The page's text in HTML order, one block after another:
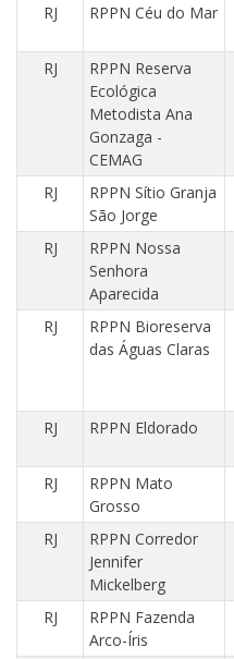
RJ RPPN Céu do Mar
RJ
RPPN Reserva
Ecológica
Metodista Ana
Gonzaga -
CEMAG
RJ
RPPN Sítio Granja
São Jorge
RJ
RPPN Nossa
Senhora
Aparecida
RJ
RPPN Bioreserva
das Águas Claras
RJ RPPN Eldorado
RJ
RPPN Mato
Grosso
RJ
RPPN Corredor
Jennifer
Mickelberg
RJ
RPPN Fazenda
Arco-Íris